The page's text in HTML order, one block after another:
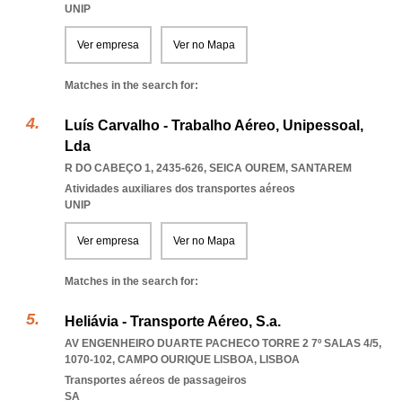
UNIP
Ver empresa Ver no Mapa
Matches in the search for:
Luís Carvalho - Trabalho Aéreo, Unipessoal,
Lda
R DO CABEÇO 1, 2435-626, SEICA OUREM, SANTAREM
Atividades auxiliares dos transportes aéreos
UNIP
Ver empresa Ver no Mapa
Matches in the search for:
Heliávia - Transporte Aéreo, S.a.
AV ENGENHEIRO DUARTE PACHECO TORRE 2 7º SALAS 4/5,
1070-102, CAMPO OURIQUE LISBOA, LISBOA
Transportes aéreos de passageiros
SA